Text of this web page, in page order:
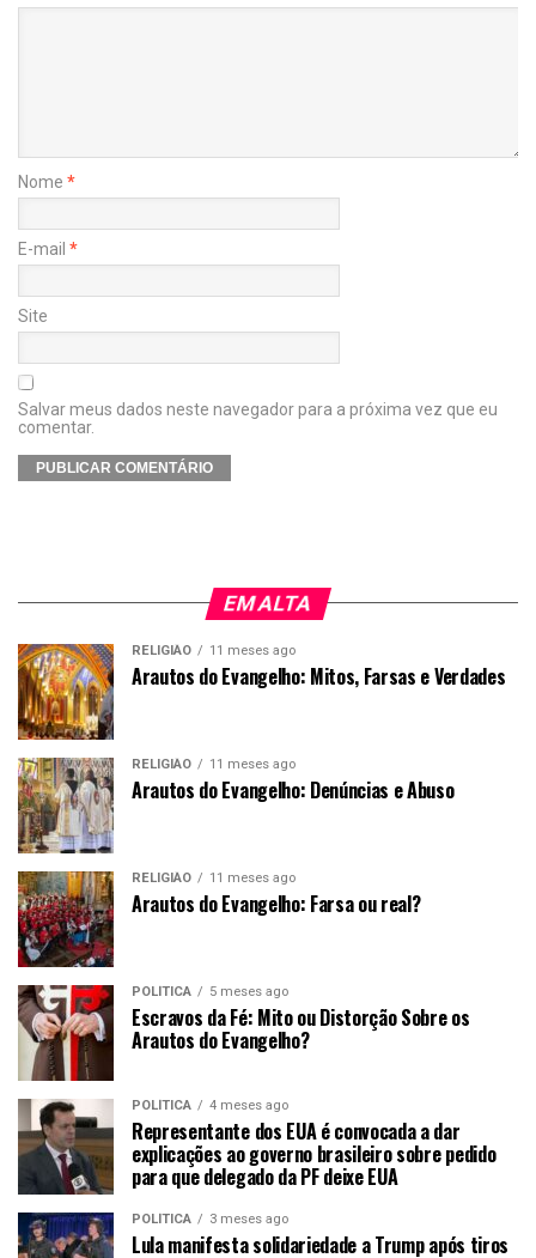
Nome *
E-mail *
Site
Salvar meus dados neste navegador para a próxima vez que eu
comentar.
EM ALTA
RELIGIÃO 11 meses ago
Arautos do Evangelho: Mitos, Farsas e Verdades
RELIGIÃO 11 meses ago
Arautos do Evangelho: Denúncias e Abuso
RELIGIÃO 11 meses ago
Arautos do Evangelho: Farsa ou real?
POLÍTICA 5 meses ago
Escravos da Fé: Mito ou Distorção Sobre os
Arautos do Evangelho?
POLÍTICA 4 meses ago
Representante dos EUA é convocada a dar
explicações ao governo brasileiro sobre pedido
para que delegado da PF deixe EUA
POLÍTICA 3 meses ago
Lula manifesta solidariedade a Trump após tiros